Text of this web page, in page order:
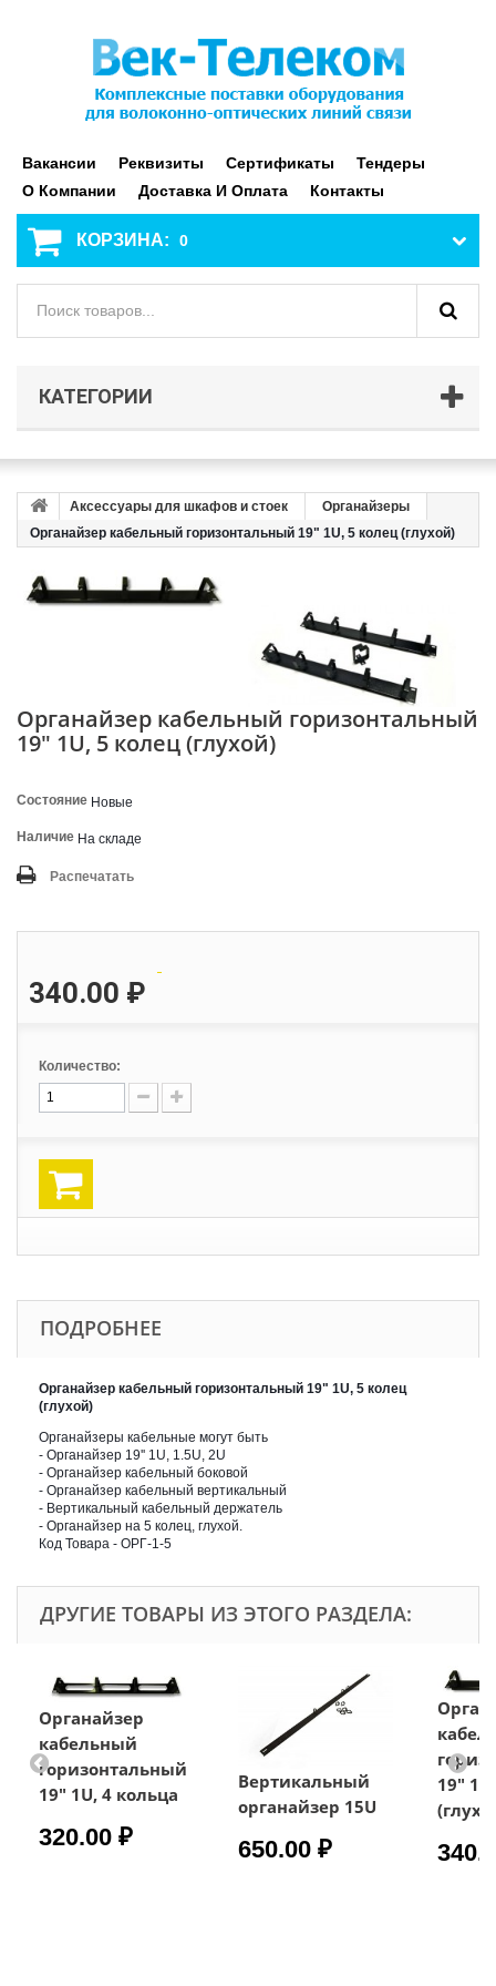
Вакансии Реквизиты Сертификаты
Тендеры
О Компании
Доставка И Оплата Контакты
КОРЗИНА: 0
КАТЕГОРИИ
Аксессуары для шкафов и стоек
Органайзеры
Органайзер кабельный горизонтальный 19" 1U, 5 колец (глухой)
Органайзер кабельный горизонтальный
19" 1U, 5 колец (глухой)
Состояние Новые
Наличие На складе
Распечатать
340.00 ₽
Количество:
ПОДРОБНЕЕ
Органайзер кабельный горизонтальный 19" 1U, 5 колец
(глухой)
Органайзеры кабельные могут быть
- Органайзер 19'' 1U, 1.5U, 2U
- Органайзер кабельный боковой
- Органайзер кабельный вертикальный
- Вертикальный кабельный держатель
- Органайзер на 5 колец, глухой.
Код Товара - ОРГ-1-5
ДРУГИЕ ТОВАРЫ ИЗ ЭТОГО РАЗДЕЛА:
Органайзер
кабельный
горизонтальный
19" 1U, 4 кольца
320.00 ₽
Вертикальный
органайзер 15U
650.00 ₽
19"